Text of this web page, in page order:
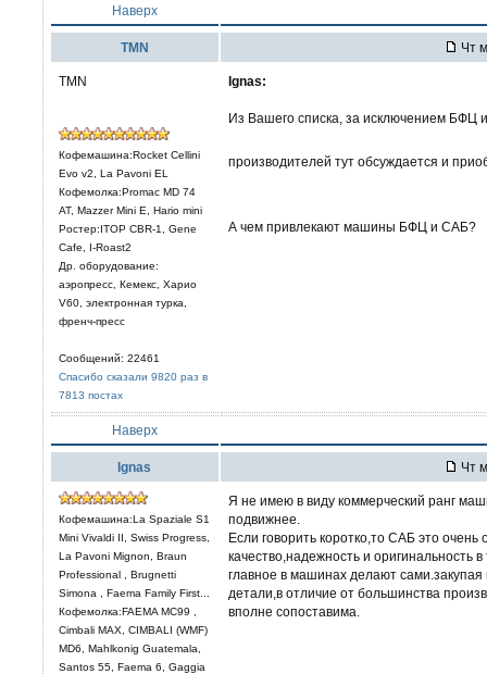
Наверх
TMN Чт
TMN
Кофемашина:Rocket Cellini
Evo v2, La Pavoni EL
Кофемолка:Promac MD 74
AT, Mazzer Mini E, Hario mini
Ростер:ITOP CBR-1, Gene
Cafe, I-Roast2
Др. оборудование:
аэропресс, Кемекс, Харио
V60, электронная турка,
френч-пресс
Сообщений: 22461
Спасибо сказали 9820 раз в
7813 постах
Ignas:
Из Вашего списка, за исключением БФЦ
производителей тут обсуждается и
А чем привлекают машины БФЦ и САБ?
Наверх
Ignas Чт
Кофемашина:La Spaziale S1
Mini Vivaldi II, Swiss Progress,
La Pavoni Mignon, Braun
Professional , Brugnetti
Simona , Faema Family First...
Кофемолка:FAEMA MC99 ,
Cimbali MAX, CIMBALI (WMF)
MD6, Mahlkonig Guatemala,
Santos 55, Faema 6, Gaggia
Я не имею в виду коммерческий ранг
подвижнее.
Если говорить коротко,то САБ это
качество,надежность и
главное в машинах делают
детали,в отличие от большинства
вполне сопоставима.